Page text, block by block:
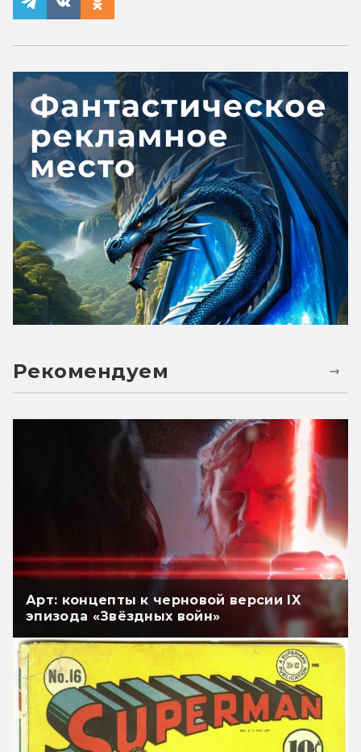
Рекомендуем
Арт: концепты к черновой версии IX
эпизода «Звёздных войн»